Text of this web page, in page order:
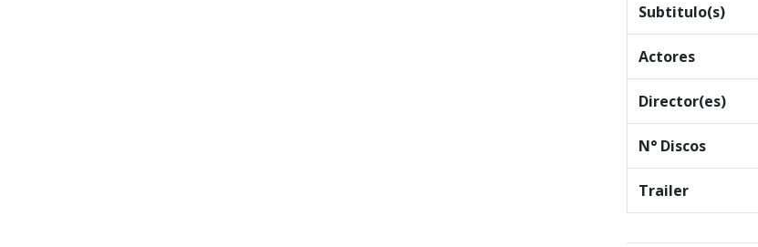
Subtitulo(s)
Actores
Director(es)
N° Discos
Trailer